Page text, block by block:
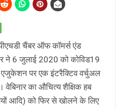
चैंबर ऑफ कॉमर्स एंड
ने 6 जुलाई 2020 को कोविड19
एजुकेशन पर एक इंटरैक्टिव वर्चुअल
का औचित्य शैक्षिक हब
आदि) को फिर से खोलने के लिए